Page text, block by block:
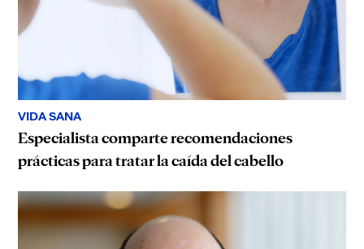
VIDA SANA
Especialista comparte recomendaciones
prácticas para tratar la caída del cabello